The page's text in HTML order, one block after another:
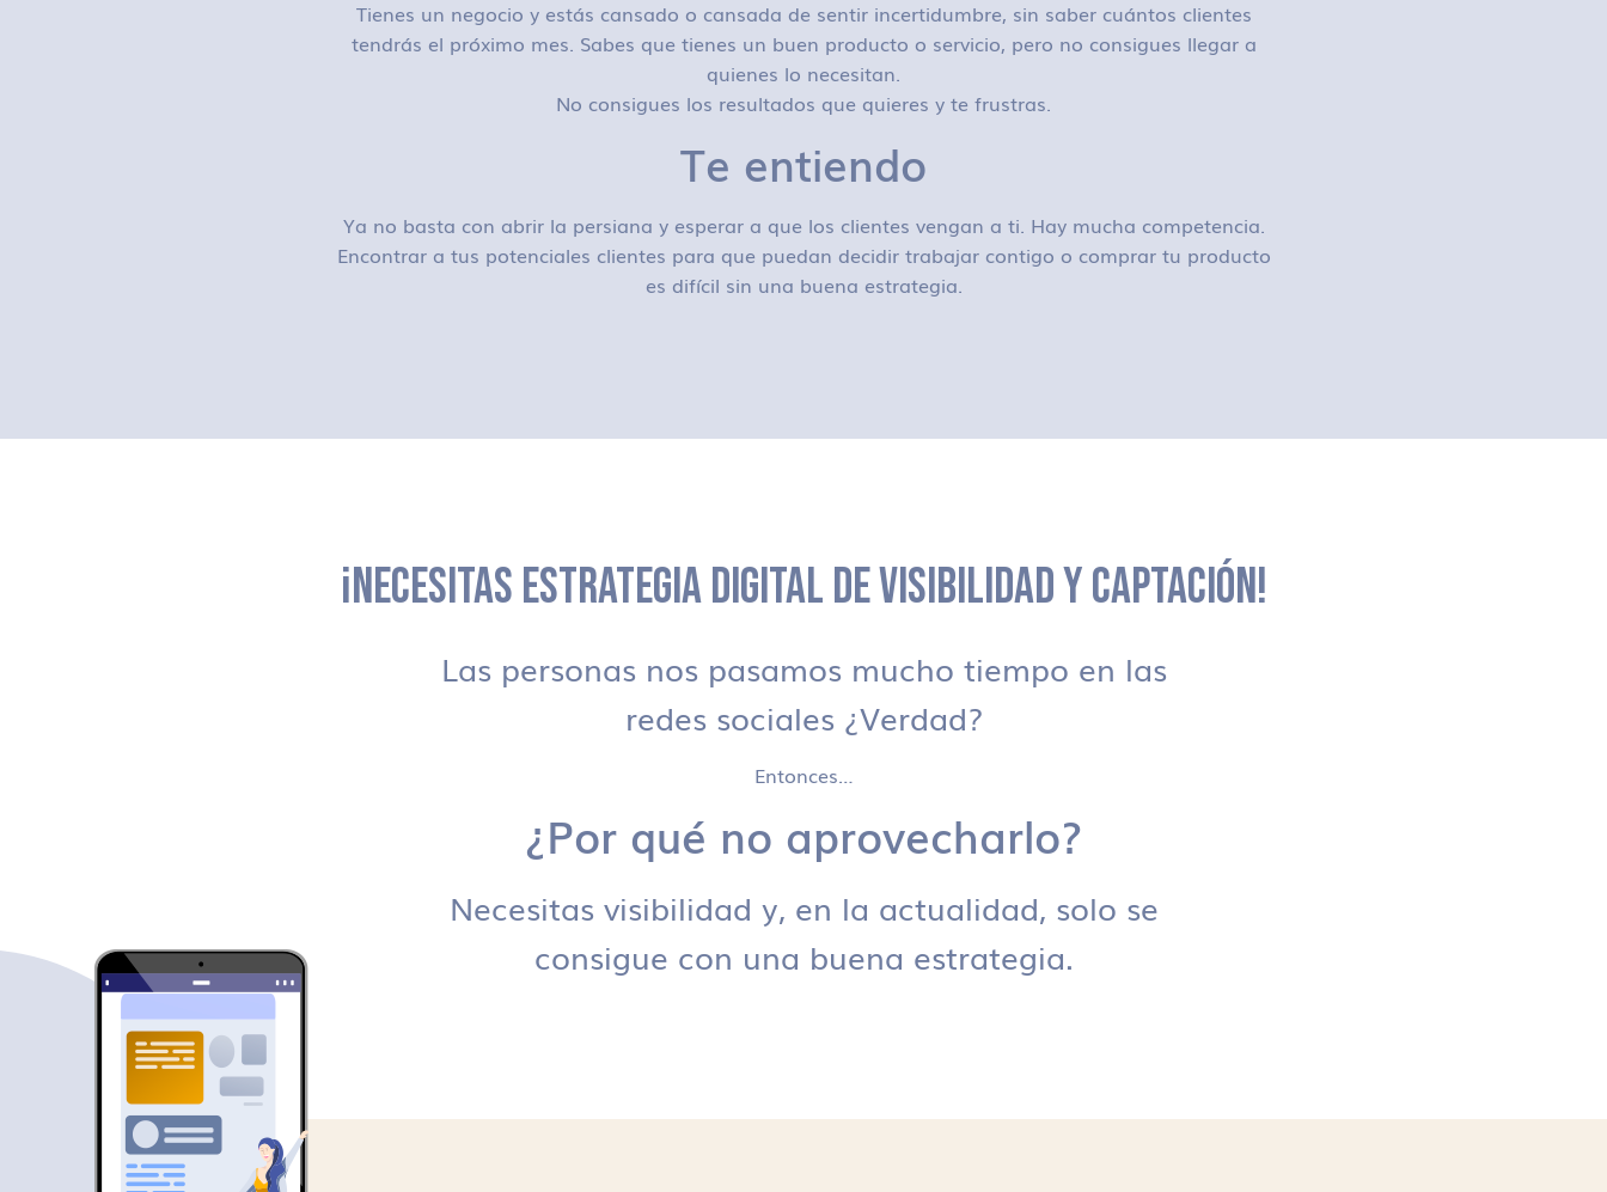
Tienes un negocio y estás cansado o cansada de sentir incertidumbre, sin saber cuántos clientes
tendrás el próximo mes. Sabes que tienes un buen producto o servicio, pero no consigues llegar a
quienes lo necesitan.
No consigues los resultados que quieres y te frustras.
Te entiendo
Ya no basta con abrir la persiana y esperar a que los clientes vengan a ti. Hay mucha competencia.
Encontrar a tus potenciales clientes para que puedan decidir trabajar contigo o comprar tu producto
es difícil sin una buena estrategia.
¡NECESITAS ESTRATEGIA DIGITAL DE VISIBILIDAD Y CAPTACIÓN!
Las personas nos pasamos mucho tiempo en las
redes sociales ¿Verdad?
Entonces…
¿Por qué no aprovecharlo?
Necesitas visibilidad y, en la actualidad, solo se
consigue con una buena estrategia.